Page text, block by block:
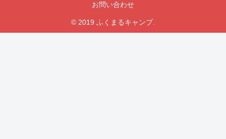
お問い合わせ
© 2019 ふくまるキャンプ.